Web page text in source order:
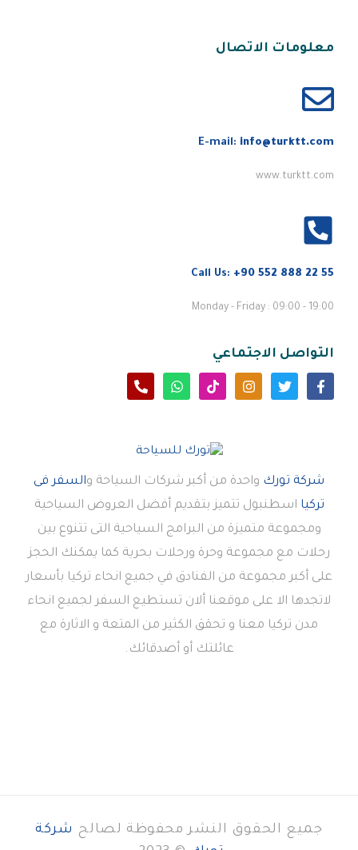
معلومات الاتصال
E-mail: info@turktt.com
www.turktt.com
Call Us: +90 552 888 22 55
Monday - Friday : 09:00 - 19:00
التواصل الاجتماعي
شركة تورك واحدة من أكبر شركات السياحة والسفر فى
تركيا اسطنبول تتميز بتقديم أفضل العروض السياحية
ومجموعة متميزة من البرامج السياحية التى تتنوع بين
رحلات مع مجموعة وحرة ورحلات بحرية كما يمكنك الحجز
على أكبر مجموعة من الفنادق في جميع انحاء تركيا بأسعار
لاتجدها الا على موقعنا ألان تستطيع السفر لجميع انحاء
مدن تركيا معنا و تحقق الكثير من المتعة و الاثارة مع
عائلتك أو أصدقائك.
جميع الحقوق النشر محفوظة لصالح شركة